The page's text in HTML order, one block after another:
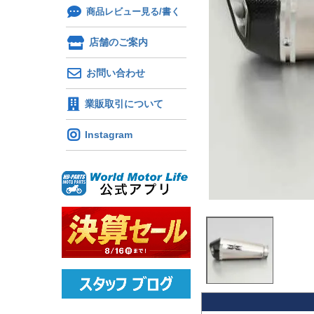
商品レビュー見る/書く
店舗のご案内
お問い合わせ
業販取引について
Instagram